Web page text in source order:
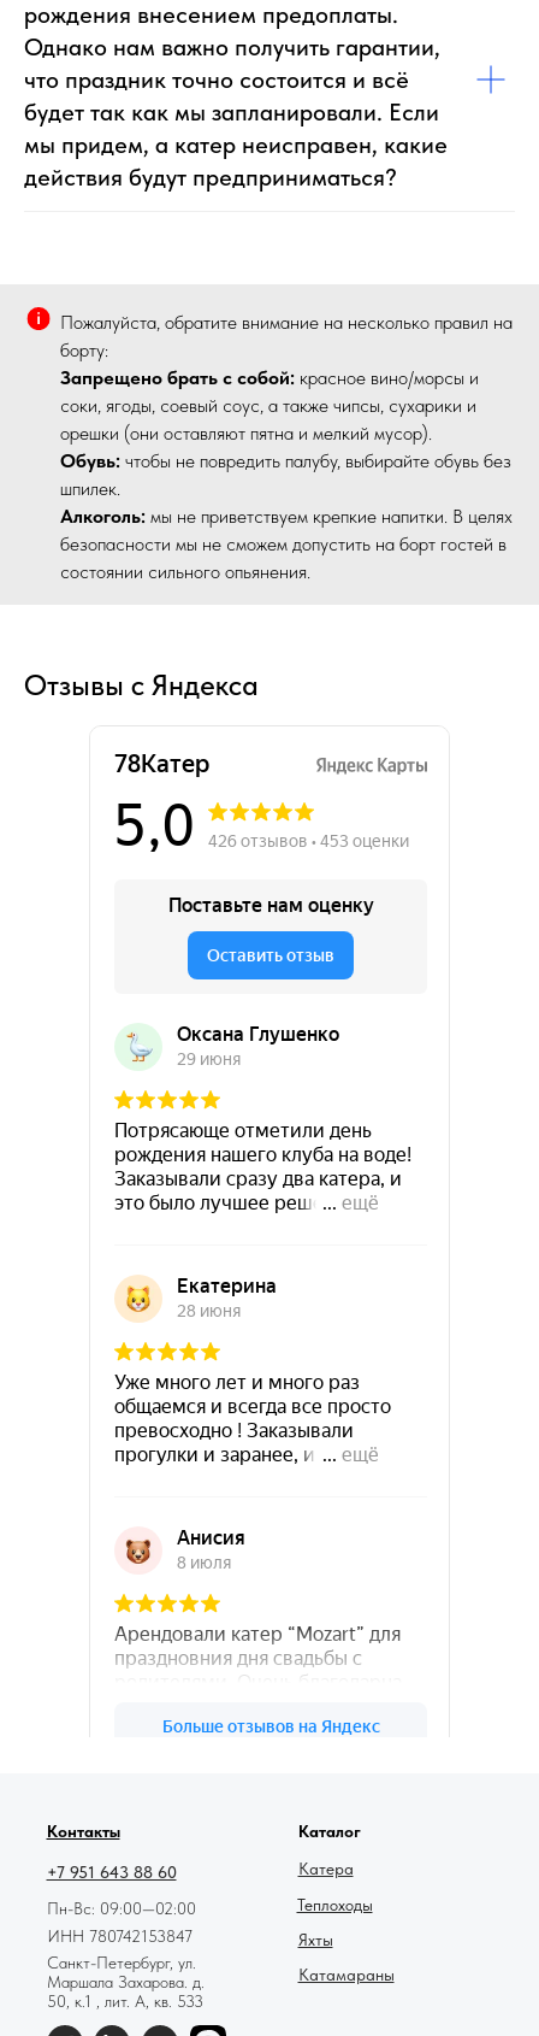
рождения внесением предоплаты.
Однако нам важно получить гарантии,
что праздник точно состоится и всё
будет так как мы запланировали. Если
мы придем, а катер неисправен, какие
действия будут предприниматься?
Пожалуйста, обратите внимание на несколько правил на
борту:
Запрещено брать с собой: красное вино/морсы и
соки, ягоды, соевый соус, а также чипсы, сухарики и
орешки (они оставляют пятна и мелкий мусор).
Обувь: чтобы не повредить палубу, выбирайте обувь без
шпилек.
Алкоголь: мы не приветствуем крепкие напитки. В целях
безопасности мы не сможем допустить на борт гостей в
состоянии сильного опьянения.
Отзывы с Яндекса
Контакты
+7 951 643 88 60
Пн-Вс: 09:00—02:00
ИНН 780742153847
Санкт-Петербург, ул.
Маршала Захарова. д.
50, к.1 , лит. А, кв. 533
Каталог
Катамараны
Яхты
Теплоходы
Катера